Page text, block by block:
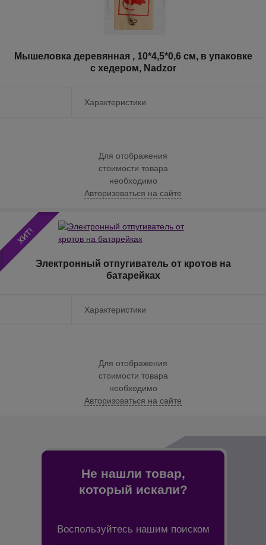
Мышеловка деревянная , 10*4,5*0,6 см, в упаковке
с хедером, Nadzor
Характеристики
Для отображения
стоимости товара
необходимо
Авторизоваться на сайте
Электронный отпугиватель от кротов на
батарейках
Характеристики
Для отображения
стоимости товара
необходимо
Авторизоваться на сайте
Не нашли товар,
который искали?
Воспользуйтесь нашим поиском